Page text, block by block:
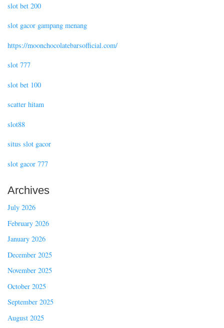
slot bet 200
slot gacor gampang menang
https://moonchocolatebarsofficial.com/
slot 777
slot bet 100
scatter hitam
slot88
situs slot gacor
slot gacor 777
Archives
July 2026
February 2026
January 2026
December 2025
November 2025
October 2025
September 2025
August 2025